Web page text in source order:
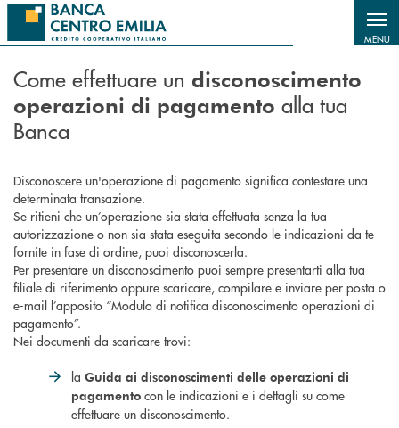
Salta al contenuto principale
MENU
Come effettuare un disconoscimento
operazioni di pagamento alla tua
Banca
Disconoscere un'operazione di pagamento significa contestare una
determinata transazione.
Se ritieni che un’operazione sia stata effettuata senza la tua
autorizzazione o non sia stata eseguita secondo le indicazioni da te
fornite in fase di ordine, puoi disconoscerla.
Per presentare un disconoscimento puoi sempre presentarti alla tua
filiale di riferimento oppure scaricare, compilare e inviare per posta o
e-mail l’apposito “Modulo di notifica disconoscimento operazioni di
pagamento”.
Nei documenti da scaricare trovi:
la Guida ai disconoscimenti delle operazioni di
pagamento con le indicazioni e i dettagli su come
effettuare un disconoscimento.